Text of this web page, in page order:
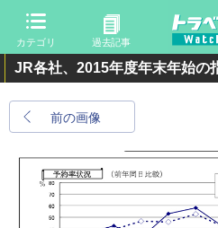
カテゴリ 過去記事
JR各社、2015年度年末年始の
前の画像